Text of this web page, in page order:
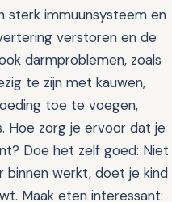
sterk immuunsysteem en
verstoren en de
darmproblemen, zoals
te zijn met kauwen,
toe te voegen,
Hoe zorg je ervoor dat je
Doe het zelf goed: Niet
binnen werkt, doet je kind
Maak eten interessant: